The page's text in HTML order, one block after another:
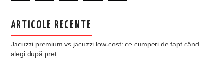
ARTICOLE RECENTE
Jacuzzi premium vs jacuzzi low-cost: ce cumperi de fapt când
alegi după preț